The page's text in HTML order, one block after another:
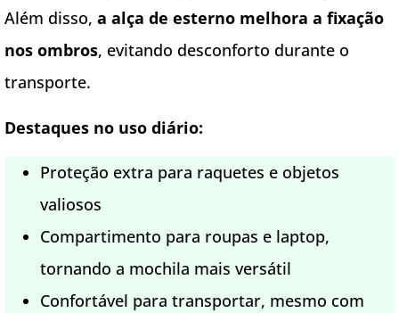
Além disso, a alça de esterno melhora a fixação
nos ombros, evitando desconforto durante o
transporte.
Destaques no uso diário:
Proteção extra para raquetes e objetos
valiosos
Compartimento para roupas e laptop,
tornando a mochila mais versátil
Confortável para transportar, mesmo com